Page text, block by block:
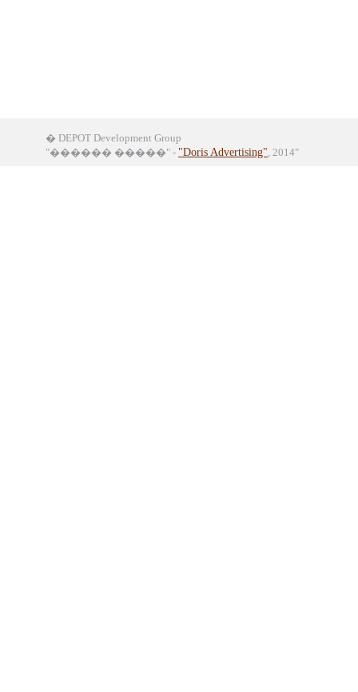
� DEPOT Development Group
"������ �����" - "Doris Advertising", 2014"